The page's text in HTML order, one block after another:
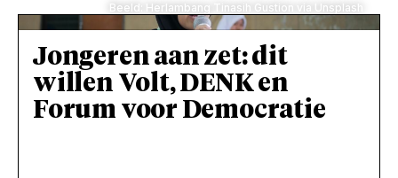
Beeld: Herlambang Tinasih Gustion via Unsplash
Jongeren aan zet: dit
willen Volt, DENK en
Forum voor Democratie